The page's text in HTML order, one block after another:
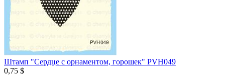
Штамп "Сердце с орнаментом, горошек" PVH049
0,75 $